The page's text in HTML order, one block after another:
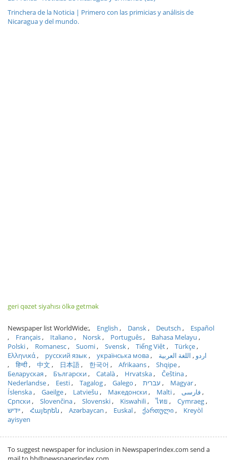
Trinchera de la Noticia | Primero con las primicias y análisis de
Nicaragua y del mundo.
geri qəzet siyahısı ölkə getmək
Newspaper list WorldWide: English Dansk Deutsch
Español
Français
Italiano Norsk Português
Bahasa Melayu
Polski
Romanesc Suomi Svensk Tiếng Việt
Türkçe
Ελληνικά
русский язык українська мова اردو
اللغة العربية
हिन्दी
中文 日本語 한국어 Afrikaans
Shqipe
Беларуская
Български Català Hrvatska
Čeština
Nederlandse
Eesti Tagalog Galego עברית
Magyar
Íslenska
Gaeilge Latviešu Македонски Malti
فارسی
Српски
Slovenčina Slovenski Kiswahili ไทย
Cymraeg
ייִדיש
Հայերեն Azərbaycan Euskal ქართული
Kreyòl
ayisyen
To suggest newspaper for inclusion in NewspaperIndex.com send a